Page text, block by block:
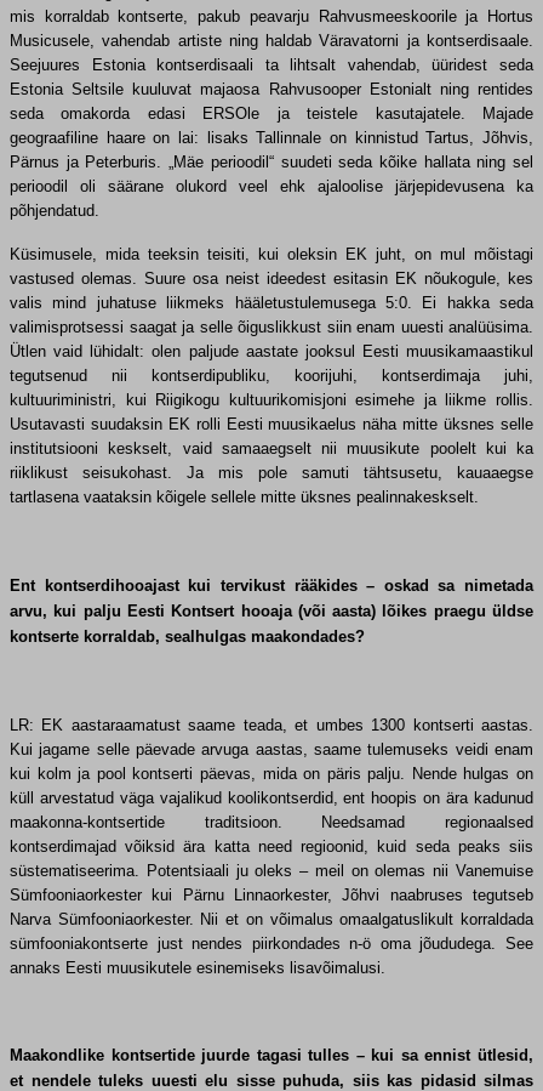
mis korraldab kontserte, pakub peavarju Rahvusmeeskoorile ja Hortus
Musicusele, vahendab artiste ning haldab Väravatorni ja kontserdisaale.
Seejuures Estonia kontserdisaali ta lihtsalt vahendab, üüridest seda
Estonia Seltsile kuuluvat majaosa Rahvusooper Estonialt ning rentides
seda omakorda edasi ERSOle ja teistele kasutajatele. Majade
geograafiline haare on lai: lisaks Tallinnale on kinnistud Tartus, Jõhvis,
Pärnus ja Peterburis. „Mäe perioodil“ suudeti seda kõike hallata ning sel
perioodil oli säärane olukord veel ehk ajaloolise järjepidevusena ka
põhjendatud.
Küsimusele, mida teeksin teisiti, kui oleksin EK juht, on mul mõistagi
vastused olemas. Suure osa neist ideedest esitasin EK nõukogule, kes
valis mind juhatuse liikmeks hääletustulemusega 5:0. Ei hakka seda
valimisprotsessi saagat ja selle õiguslikkust siin enam uuesti analüüsima.
Ütlen vaid lühidalt: olen paljude aastate jooksul Eesti muusikamaastikul
tegutsenud nii kontserdipubliku, koorijuhi, kontserdimaja juhi,
kultuuriministri, kui Riigikogu kultuurikomisjoni esimehe ja liikme rollis.
Usutavasti suudaksin EK rolli Eesti muusikaelus näha mitte üksnes selle
institutsiooni keskselt, vaid samaaegselt nii muusikute poolelt kui ka
riiklikust seisukohast. Ja mis pole samuti tähtsusetu, kauaaegse
tartlasena vaataksin kõigele sellele mitte üksnes pealinnakeskselt.
Ent kontserdihooajast kui tervikust rääkides – oskad sa nimetada
arvu, kui palju Eesti Kontsert hooaja (või aasta) lõikes praegu üldse
kontserte korraldab, sealhulgas maakondades?
LR: EK aastaraamatust saame teada, et umbes 1300 kontserti aastas.
Kui jagame selle päevade arvuga aastas, saame tulemuseks veidi enam
kui kolm ja pool kontserti päevas, mida on päris palju. Nende hulgas on
küll arvestatud väga vajalikud koolikontserdid, ent hoopis on ära kadunud
maakonna-kontsertide traditsioon. Needsamad regionaalsed
kontserdimajad võiksid ära katta need regioonid, kuid seda peaks siis
süstematiseerima. Potentsiaali ju oleks – meil on olemas nii Vanemuise
Sümfooniaorkester kui Pärnu Linnaorkester, Jõhvi naabruses tegutseb
Narva Sümfooniaorkester. Nii et on võimalus omaalgatuslikult korraldada
sümfooniakontserte just nendes piirkondades n-ö oma jõududega. See
annaks Eesti muusikutele esinemiseks lisavõimalusi.
Maakondlike kontsertide juurde tagasi tulles – kui sa ennist ütlesid,
et nendele tuleks uuesti elu sisse puhuda, siis kas pidasid silmas